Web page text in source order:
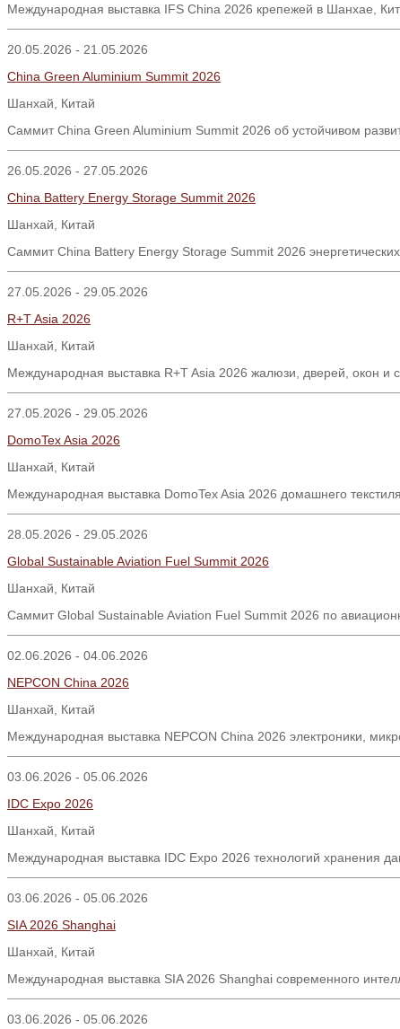
Международная выставка IFS China 2026 крепежей в Шанхае,
20.05.2026 - 21.05.2026
China Green Aluminium Summit 2026
Шанхай
Китай
Саммит China Green Aluminium Summit 2026 об устойчивом
26.05.2026 - 27.05.2026
China Battery Energy Storage Summit 2026
Шанхай
Китай
СаммитChina Battery Energy Storage Summit 2026
27.05.2026 - 29.05.2026
R+T Asia 2026
Шанхай, Китай
Международная выставка R+T Asia 2026 жалюзи, дверей, окон и
27.05.2026 - 29.05.2026
DomoTex Asia 2026
Шанхай, Китай
Международная выставка DomoTex Asia 2026 домашнего
28.05.2026 - 29.05.2026
Global Sustainable Aviation Fuel Summit 2026
Шанхай
Китай
СаммитGlobal Sustainable Aviation Fuel Summit 2026 по
02.06.2026 - 04.06.2026
NEPCON China 2026
Шанхай, Китай
Международная выставка NEPCON China 2026 электроники,
03.06.2026 - 05.06.2026
IDC Expo 2026
Шанхай, Китай
Международная выставка IDC Expo 2026 технологий хранения
03.06.2026 - 05.06.2026
SIA 2026 Shanghai
Шанхай, Китай
Международная выставка SIA 2026 Shanghai современного
03.06.2026 - 05.06.2026